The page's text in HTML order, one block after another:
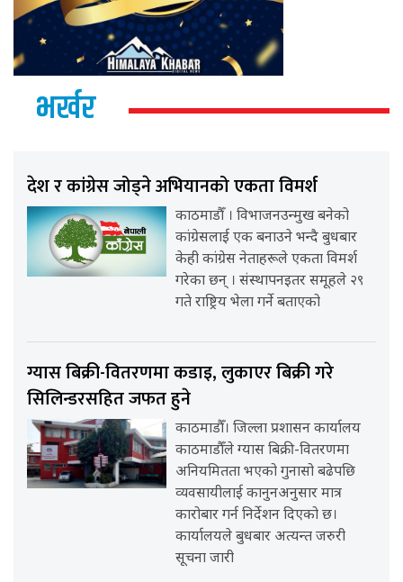
भर्खर
देश र कांग्रेस जोड्ने अभियानको एकता विमर्श
काठमाडौँ । विभाजनउन्मुख बनेको
कांग्रेसलाई एक बनाउने भन्दै बुधबार
केही कांग्रेस नेताहरूले एकता विमर्श
गरेका छन् । संस्थापनइतर समूहले २९
गते राष्ट्रिय भेला गर्ने बताएको
ग्यास बिक्री-वितरणमा कडाइ, लुकाएर बिक्री गरे
सिलिन्डरसहित जफत हुने
काठमाडौँ। जिल्ला प्रशासन कार्यालय
काठमाडौँले ग्यास बिक्री-वितरणमा
अनियमितता भएको गुनासो बढेपछि
व्यवसायीलाई कानुनअनुसार मात्र
कारोबार गर्न निर्देशन दिएको छ।
कार्यालयले बुधबार अत्यन्त जरुरी
सूचना जारी